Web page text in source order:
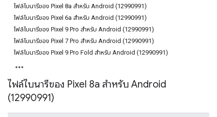
ไฟล์ไบนารีของ Pixel 8a สำหรับ Android (12990991)
ไฟล์ไบนารีของ Pixel 6a สำหรับ Android (12990991)
ไฟล์ไบนารีของ Pixel 9 Pro สำหรับ Android (12990991)
ไฟล์ไบนารีของ Pixel 7 Pro สำหรับ Android (12990991)
ไฟล์ไบนารีของ Pixel 9 Pro Fold สำหรับ Android (12990991)
ไฟล์ไบนารีของ Pixel 8a สำหรับ Android
(12990991)